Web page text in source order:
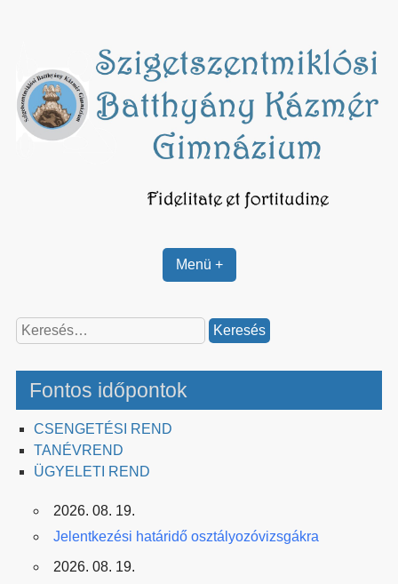
Menü +
Keresés:
Fontos időpontok
CSENGETÉSI REND
TANÉVREND
ÜGYELETI REND
2026. 08. 19.
Jelentkezési határidő osztályozóvizsgákra
2026. 08. 19.